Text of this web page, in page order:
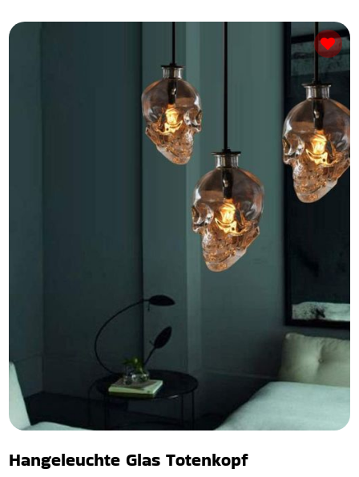
Hangeleuchte Glas Totenkopf